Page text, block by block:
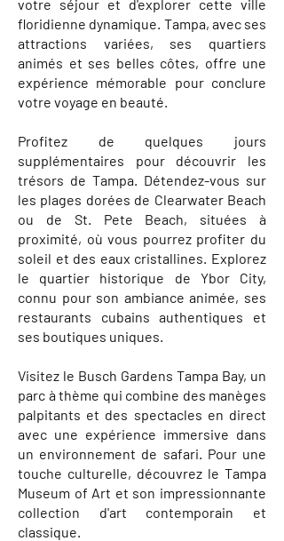
votre séjour et d'explorer cette ville
floridienne dynamique. Tampa, avec ses
attractions variées, ses quartiers
animés et ses belles côtes, offre une
expérience mémorable pour conclure
votre voyage en beauté.
Profitez de quelques jours
supplémentaires pour découvrir les
trésors de Tampa. Détendez-vous sur
les plages dorées de Clearwater Beach
ou de St. Pete Beach, situées à
proximité, où vous pourrez profiter du
soleil et des eaux cristallines. Explorez
le quartier historique de Ybor City,
connu pour son ambiance animée, ses
restaurants cubains authentiques et
ses boutiques uniques.
Visitez le Busch Gardens Tampa Bay, un
parc à thème qui combine des manèges
palpitants et des spectacles en direct
avec une expérience immersive dans
un environnement de safari. Pour une
touche culturelle, découvrez le Tampa
Museum of Art et son impressionnante
collection d'art contemporain et
classique.